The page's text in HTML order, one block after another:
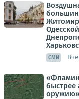
СМИ
быстрее
оружию»